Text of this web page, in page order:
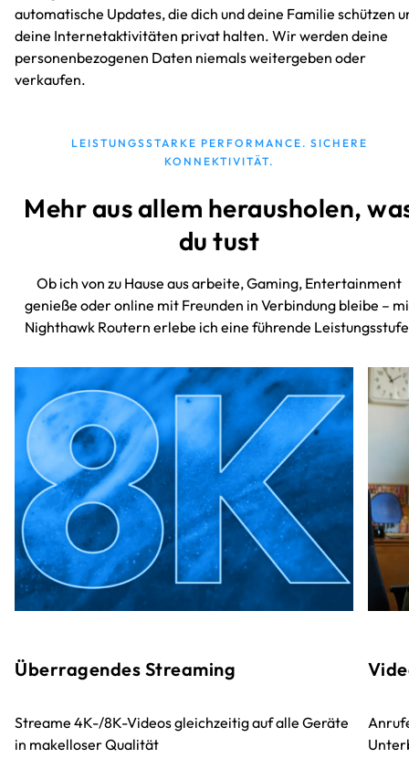
automatische Updates, die dich und deine Familie schützen
deine Internetaktivitäten privat halten. Wir werden deine
personenbezogenen Daten niemals weitergeben oder
verkaufen.
LEISTUNGSSTARKE PERFORMANCE. SICHERE
KONNEKTIVITÄT.
Mehr aus allem herausholen,
du tust
Ob ich von zu Hause aus arbeite, Gaming, Entertainment
genieße oder online mit Freunden in Verbindung bleibe –
Nighthawk Routern erlebe ich eine führende
Überragendes Streaming
Streame 4K-/8K-Videos gleichzeitig auf alle Geräte
in makelloser Qualität